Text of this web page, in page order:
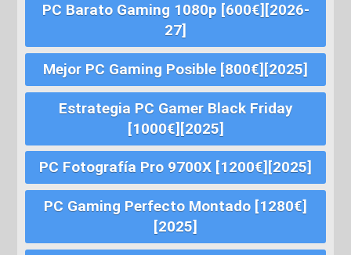
PC Barato Gaming 1080p [600€][2026-
27]
Mejor PC Gaming Posible [800€][2025]
Estrategia PC Gamer Black Friday
[1000€][2025]
PC Fotografía Pro 9700X [1200€][2025]
PC Gaming Perfecto Montado [1280€]
[2025]